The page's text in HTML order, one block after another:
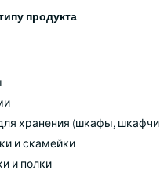
продукта
хранения (шкафы,
и скамейки
и полки